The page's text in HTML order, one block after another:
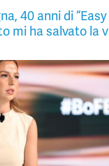
40 anni di “Easy
mi ha salvato la